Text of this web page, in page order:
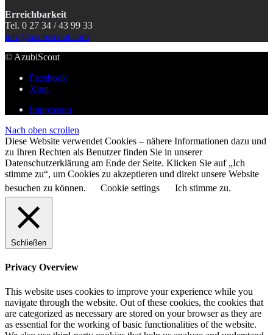
Erreichbarkeit
Tel. 0 27 34 / 43 99 33
info@azubiscout.com
© AzubiScout
Facebook
Xing
Impressum
Nach oben scrollen
Diese Website verwendet Cookies – nähere Informationen dazu und
zu Ihren Rechten als Benutzer finden Sie in unserer
Datenschutzerklärung am Ende der Seite. Klicken Sie auf „Ich
stimme zu“, um Cookies zu akzeptieren und direkt unsere Website
besuchen zu können.
Cookie settings Ich stimme zu.
Schließen
Privacy Overview
This website uses cookies to improve your experience while you
navigate through the website. Out of these cookies, the cookies that
are categorized as necessary are stored on your browser as they are
as essential for the working of basic functionalities of the website.